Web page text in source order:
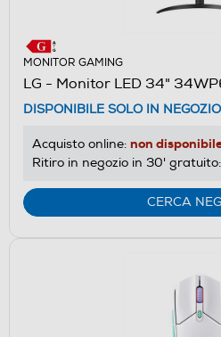
MONITOR GAMING
LG - Monitor LED 34"
DISPONIBILE SOLO IN NEGOZIO
Acquisto online: non
Ritiro in negozio in 30' gratuito:
CERCA